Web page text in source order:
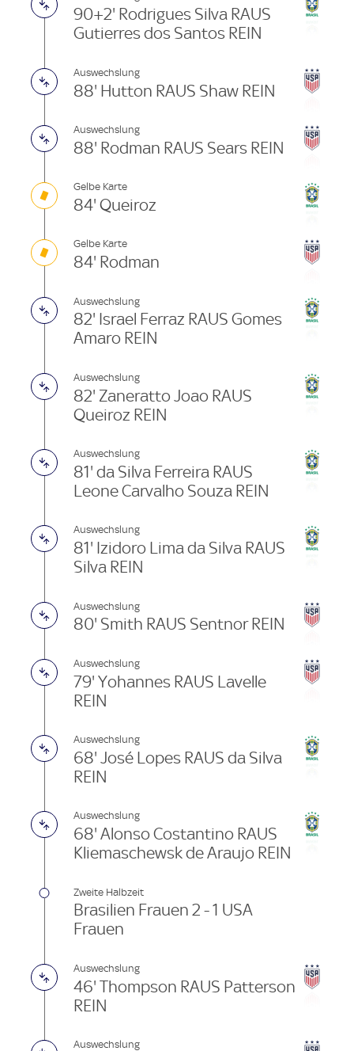
90+2' Rodrigues Silva RAUS
Gutierres dos Santos REIN
Auswechslung
88' Hutton RAUS Shaw REIN
Auswechslung
88' Rodman RAUS Sears REIN
Gelbe Karte
84' Queiroz
Gelbe Karte
84' Rodman
Auswechslung
82' Israel Ferraz RAUS Gomes
Amaro REIN
Auswechslung
82' Zaneratto Joao RAUS
Queiroz REIN
Auswechslung
81' da Silva Ferreira RAUS
Leone Carvalho Souza REIN
Auswechslung
81' Izidoro Lima da Silva RAUS
Silva REIN
Auswechslung
80' Smith RAUS Sentnor REIN
Auswechslung
79' Yohannes RAUS Lavelle
REIN
Auswechslung
68' José Lopes RAUS da Silva
REIN
Auswechslung
68' Alonso Costantino RAUS
Kliemaschewsk de Araujo REIN
Zweite Halbzeit
Brasilien Frauen 2 - 1 USA
Frauen
Auswechslung
46' Thompson RAUS Patterson
REIN
Auswechslung